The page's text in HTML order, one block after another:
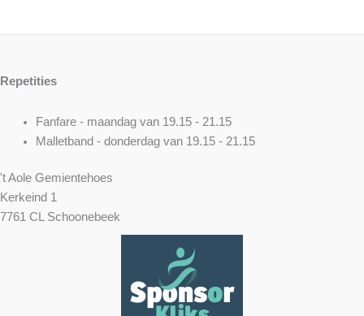
Repetities
Fanfare - maandag van 19.15 - 21.15
Malletband - donderdag van 19.15 - 21.15
't Aole Gemientehoes
Kerkeind 1
7761 CL Schoonebeek